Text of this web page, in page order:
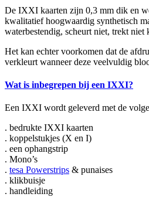
De IXXI kaarten zijn 0,3 mm dik en
kwalitatief hoogwaardig synthetisch
waterbestendig, scheurt niet, trekt niet
Het kan echter voorkomen dat de
verkleurt wanneer deze veelvuldig
Wat is inbegrepen bij een IXXI?
Een IXXI wordt geleverd met de
. bedrukte IXXI kaarten
. koppelstukjes (X en I)
. een ophangstrip
. Mono’s
. tesa Powerstrips & punaises
. klikbuisje
. handleiding